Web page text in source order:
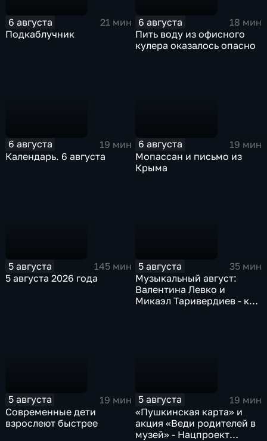
6 августа
21 мин
Подкаблучник
6 августа
18 мин
Пить воду из офисного
кулера оказалось опасно
6 августа
19 мин
Календарь. 6 августа
6 августа
19 мин
Мопассан и письмо из
Крыма
5 августа
145 мин
5 августа 2026 года
5 августа
35 мин
Музыкальный август:
Валентина Левко и
Микаэл Таривердиев - как
5 августа
19 мин
Современные дети
взрослеют быстрее
5 августа
19 мин
«Пушкинская карта» и
акция «Веди родителей в
музей» - Нацпроект